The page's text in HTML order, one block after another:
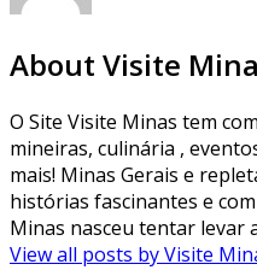
About Visite
O Site Visite Minas tem
mineiras, culinária ,
mais! Minas Gerais e
histórias fascinantes e
Minas nasceu tentar levar
View all posts by Visite